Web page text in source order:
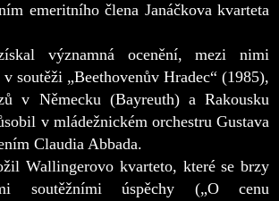
emeritního člena Janáčkova kvarteta
významná ocenění, mezi nimi
soutěži „Beethovenův Hradec“ (1985),
ů v Německu (Bayreuth) a Rakousku
v mládežnickém orchestru Gustava
Claudia Abbada.
Wallingerovo kvarteto, které se brzy
soutěžními úspěchy („O cenu